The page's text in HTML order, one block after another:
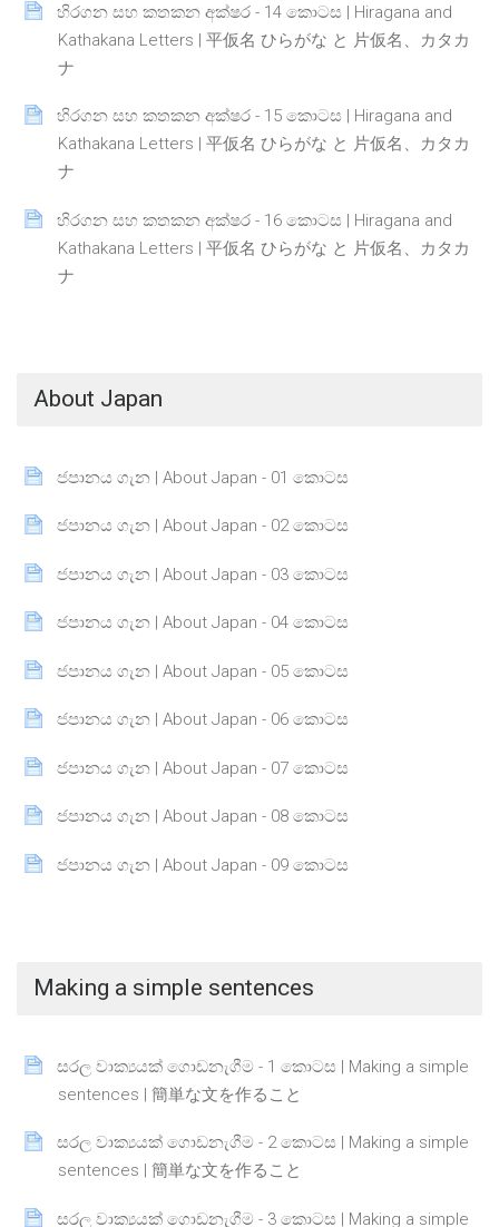
හිරගන සහ කතකන අක්ෂර - 14 කොටස | Hiragana and
Kathakana Letters | 平仮名 ひらがな と 片仮名、カタカ
ナ
Page
හිරගන සහ කතකන අක්ෂර - 15 කොටස | Hiragana and
Kathakana Letters | 平仮名 ひらがな と 片仮名、カタカ
ナ
Page
හිරගන සහ කතකන අක්ෂර - 16 කොටස | Hiragana and
Kathakana Letters | 平仮名 ひらがな と 片仮名、カタカ
ナ
Page
About Japan
ජපානය ගැන | About Japan - 01 කොටස
Page
ජපානය ගැන | About Japan - 02 කොටස
Page
ජපානය ගැන | About Japan - 03 කොටස
Page
ජපානය ගැන | About Japan - 04 කොටස
Page
ජපානය ගැන | About Japan - 05 කොටස
Page
ජපානය ගැන | About Japan - 06 කොටස
Page
ජපානය ගැන | About Japan - 07 කොටස
Page
ජපානය ගැන | About Japan - 08 කොටස
Page
ජපානය ගැන | About Japan - 09 කොටස
Page
Making a simple sentences
සරල වාක්‍යයක් ගොඩනැගීම - 1 කොටස | Making a simple
sentences | 簡単な文を作ること
Page
සරල වාක්‍යයක් ගොඩනැගීම - 2 කොටස | Making a simple
sentences | 簡単な文を作ること
Page
සරල වාක්‍යයක් ගොඩනැගීම - 3 කොටස | Making a simple